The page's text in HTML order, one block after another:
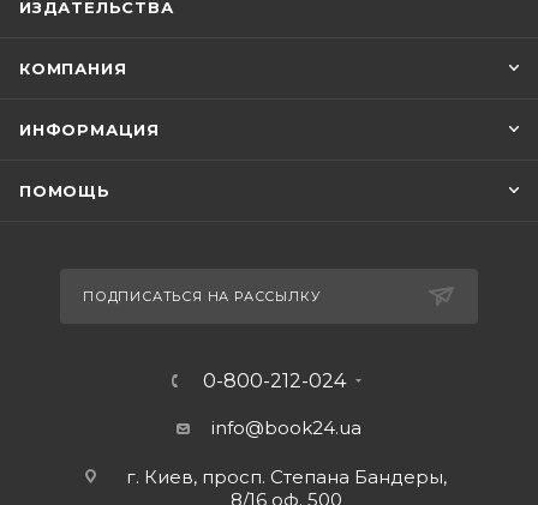
ИЗДАТЕЛЬСТВА
КОМПАНИЯ
ИНФОРМАЦИЯ
ПОМОЩЬ
ПОДПИСАТЬСЯ НА РАССЫЛКУ
0-800-212-024
info@book24.ua
г. Киев, просп. Степана Бандеры,
8/16 оф. 500